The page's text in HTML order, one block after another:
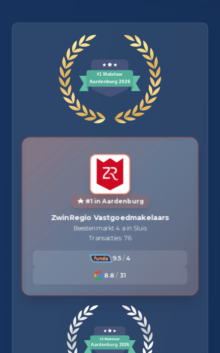
#1 in Aardenburg
ZwinRegio Vastgoedmakelaars
Beestenmarkt 4 a in Sluis
Transacties: 76
9.5 / 4
8.8 / 31